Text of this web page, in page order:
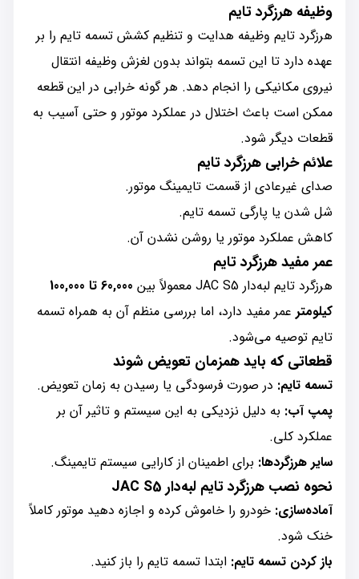
وظیفه هرزگرد تایم
هرزگرد تایم وظیفه هدایت و تنظیم کشش تسمه تایم را بر
عهده دارد تا این تسمه بتواند بدون لغزش وظیفه انتقال
نیروی مکانیکی را انجام دهد. هر گونه خرابی در این قطعه
ممکن است باعث اختلال در عملکرد موتور و حتی آسیب به
قطعات دیگر شود.
علائم خرابی هرزگرد تایم
صدای غیرعادی از قسمت تایمینگ موتور.
شل شدن یا پارگی تسمه تایم.
کاهش عملکرد موتور یا روشن نشدن آن.
عمر مفید هرزگرد تایم
هرزگرد تایم لبه‌دار JAC S5 معمولاً بین
60,000 تا 100,000
کیلومتر عمر مفید دارد، اما بررسی منظم آن به همراه تسمه
تایم توصیه می‌شود.
قطعاتی که باید همزمان تعویض شوند
تسمه تایم: در صورت فرسودگی یا رسیدن به زمان تعویض.
پمپ آب: به دلیل نزدیکی به این سیستم و تاثیر آن بر
عملکرد کلی.
سایر هرزگردها: برای اطمینان از کارایی سیستم تایمینگ.
نحوه نصب هرزگرد تایم لبه‌دار JAC S5
آماده‌سازی: خودرو را خاموش کرده و اجازه دهید موتور کاملاً
خنک شود.
باز کردن تسمه تایم: ابتدا تسمه تایم را باز کنید.